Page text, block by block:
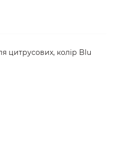
цитрусових, колір Blu